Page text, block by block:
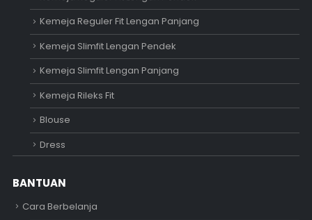
Kemeja Reguler Fit Lengan Panjang
Kemeja Slimfit Lengan Pendek
Kemeja Slimfit Lengan Panjang
Kemeja Rileks Fit
Blouse
Dress
BANTUAN
Cara Berbelanja